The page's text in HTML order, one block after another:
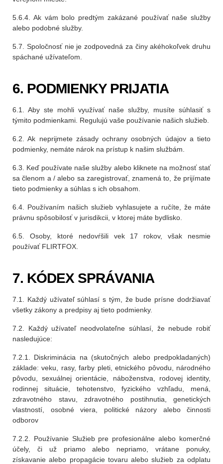
5.6.4. Ak vám bolo predtým zakázané používať naše služby
alebo podobné služby.
5.7. Spoločnosť nie je zodpovedná za činy akéhokoľvek druhu
spáchané užívateľom.
6. PODMIENKY PRIJATIA
6.1. Aby ste mohli využívať naše služby, musíte súhlasiť s
týmito podmienkami. Regulujú vaše používanie našich služieb.
6.2. Ak neprijmete zásady ochrany osobných údajov a tieto
podmienky, nemáte nárok na prístup k našim službám.
6.3. Keď používate naše služby alebo kliknete na možnosť stať
sa členom a / alebo sa zaregistrovať, znamená to, že prijímate
tieto podmienky a súhlas s ich obsahom.
6.4. Používaním našich služieb vyhlasujete a ručíte, že máte
právnu spôsobilosť v jurisdikcii, v ktorej máte bydlisko.
6.5. Osoby, ktoré nedovŕšili vek 17 rokov, však nesmie
používať FLIRTFOX.
7. KÓDEX SPRÁVANIA
7.1. Každý užívateľ súhlasí s tým, že bude prísne dodržiavať
všetky zákony a predpisy aj tieto podmienky.
7.2. Každý užívateľ neodvolateľne súhlasí, že nebude robiť
nasledujúce:
7.2.1. Diskriminácia na (skutočných alebo predpokladaných)
základe: veku, rasy, farby pleti, etnického pôvodu, národného
pôvodu, sexuálnej orientácie, náboženstva, rodovej identity,
rodinnej situácie, tehotenstvo, fyzického vzhľadu, mená,
zdravotného stavu, zdravotného postihnutia, genetických
vlastností, osobné viera, politické názory alebo činnosti
odborov
7.2.2. Používanie Služieb pre profesionálne alebo komerčné
účely, či už priamo alebo nepriamo, vrátane ponuky,
získavanie alebo propagácie tovaru alebo služieb za odplatu